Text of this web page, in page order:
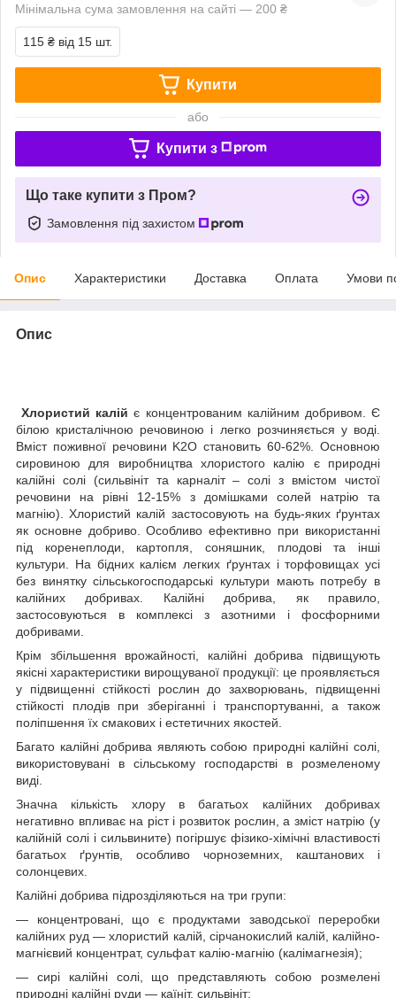
Мінімальна сума замовлення на сайті — 200 ₴
115 ₴ від 15 шт.
Купити
або
Купити з
Що таке купити з Пром?
Замовлення під захистом
Опис Характеристики Доставка Оплата Умови
Опис
Хлористий калій є концентрованим калійним добривом. Є
білою кристалічною речовиною і легко розчиняється у воді.
Вміст поживної речовини K2O становить 60-62%. Основною
сировиною для виробництва хлористого калію є природні
калійні солі (сильвініт та карналіт – солі з вмістом чистої
речовини на рівні 12-15% з домішками солей натрію та
магнію). Хлористий калій застосовують на будь-яких ґрунтах
як основне добриво. Особливо ефективно при використанні
під коренеплоди, картопля, соняшник, плодові та інші
культури. На бідних калієм легких ґрунтах і торфовищах усі
без винятку сільськогосподарські культури мають потребу в
калійних добривах. Калійні добрива, як правило,
застосовуються в комплексі з азотними і фосфорними
добривами.
Крім збільшення врожайності, калійні добрива підвищують
якісні характеристики вирощуваної продукції: це проявляється
у підвищенні стійкості рослин до захворювань, підвищенні
стійкості плодів при зберіганні і транспортуванні, а також
поліпшення їх смакових і естетичних якостей.
Багато калійні добрива являють собою природні калійні солі,
використовувані в сільському господарстві в розмеленому
виді.
Значна кількість хлору в багатьох калійних добривах
негативно впливає на ріст і розвиток рослин, а зміст натрію (у
калійній солі і сильвините) погіршує фізико-хімічні властивості
багатьох ґрунтів, особливо чорноземних, каштанових і
солонцевих.
Калійні добрива підрозділяються на три групи:
— концентровані, що є продуктами заводської переробки
калійних руд — хлористий калій, сірчанокислий калій, калійно-
магнієвий концентрат, сульфат калію-магнію (калімагнезія);
— сирі калійні солі, що представляють собою розмелені
природні калійні руди — каїніт, сильвініт;